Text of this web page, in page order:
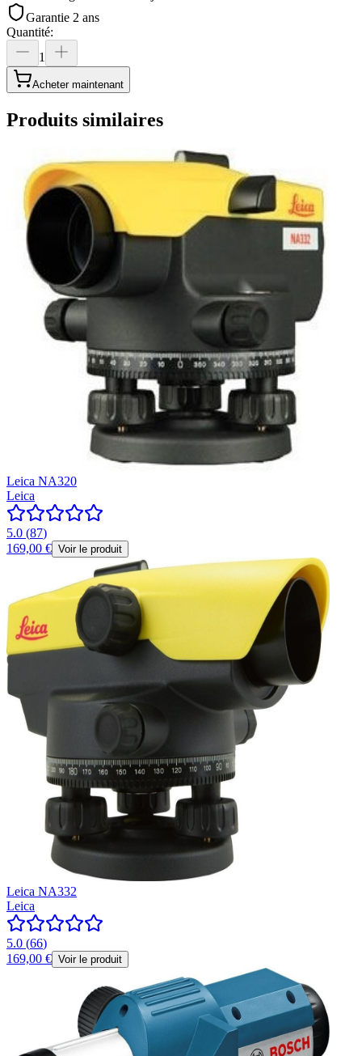
Garantie 2 ans
Quantité:
1
Acheter maintenant
Produits similaires
Leica NA320
Leica
5.0 (87)
169,00 € Voir le produit
Leica NA332
Leica
5.0 (66)
169,00 € Voir le produit